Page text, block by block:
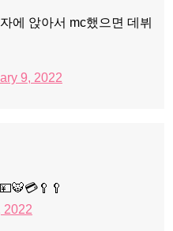
에 앉아서 mc했으면 데뷔
9, 2022
2022